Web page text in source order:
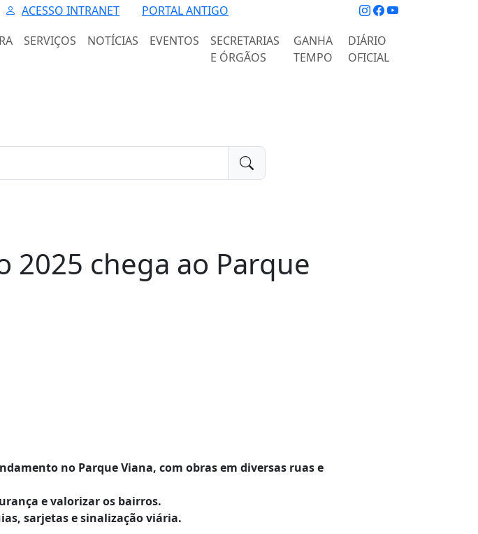
ACESSO INTRANET
PORTAL ANTIGO
SERVIÇOS NOTÍCIAS EVENTOS
SECRETARIAS
E ÓRGÃOS
GANHA
TEMPO
DIÁRIO
OFICIAL
2025 chega ao Parque
no Parque Viana, com obras em diversas ruas e
e valorizar os bairros.
sarjetas e sinalização viária.